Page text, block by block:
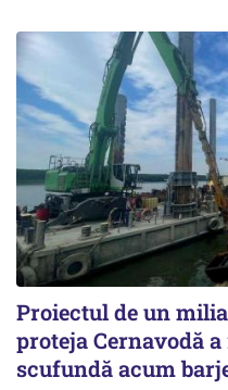
Proiectul de un
proteja Cernavodă
scufundă acum